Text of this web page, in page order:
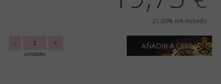
21.00% IVA incluido
-
unidades
+ AÑADIR A CESTA